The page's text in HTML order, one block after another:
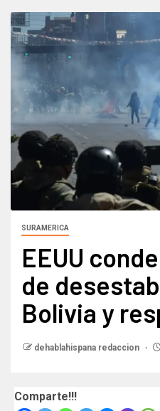
SURAMERICA
EEUU
de
Bolivia y
dehablahispana redaccion
Comparte!!!